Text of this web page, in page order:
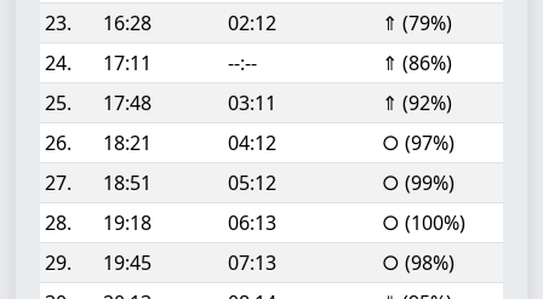
23.
16:28 02:12
⇑ (79%)
24.
17:11 --:--
⇑ (86%)
25.
17:48 03:11
⇑ (92%)
26.
18:21 04:12
○ (97%)
27.
18:51 05:12
○ (99%)
28.
19:18 06:13
○ (100%)
29.
19:45 07:13
○ (98%)